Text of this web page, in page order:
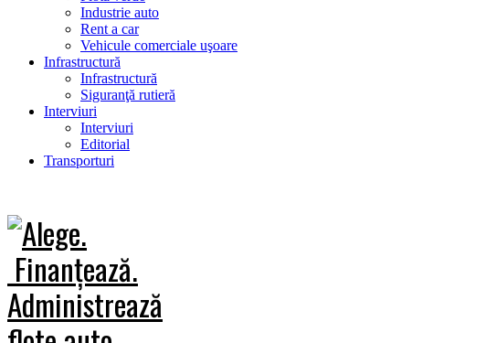
Industrie auto
Rent a car
Vehicule comerciale uşoare
Infrastructură
Infrastructură
Siguranţă rutieră
Interviuri
Interviuri
Editorial
Transporturi